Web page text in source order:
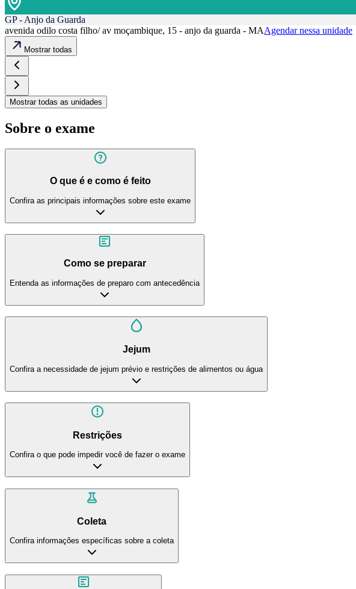
GP - Anjo da Guarda
avenida odilo costa filho/ av moçambique, 15 - anjo da guarda - MAAgendar nessa unidade
Mostrar todas
Mostrar todas as unidades
Sobre o exame
O que é e como é feito
Confira as principais informações sobre este exame
Como se preparar
Entenda as informações de preparo com antecedência
Jejum
Confira a necessidade de jejum prévio e restrições de alimentos ou água
Restrições
Confira o que pode impedir você de fazer o exame
Coleta
Confira informações específicas sobre a coleta